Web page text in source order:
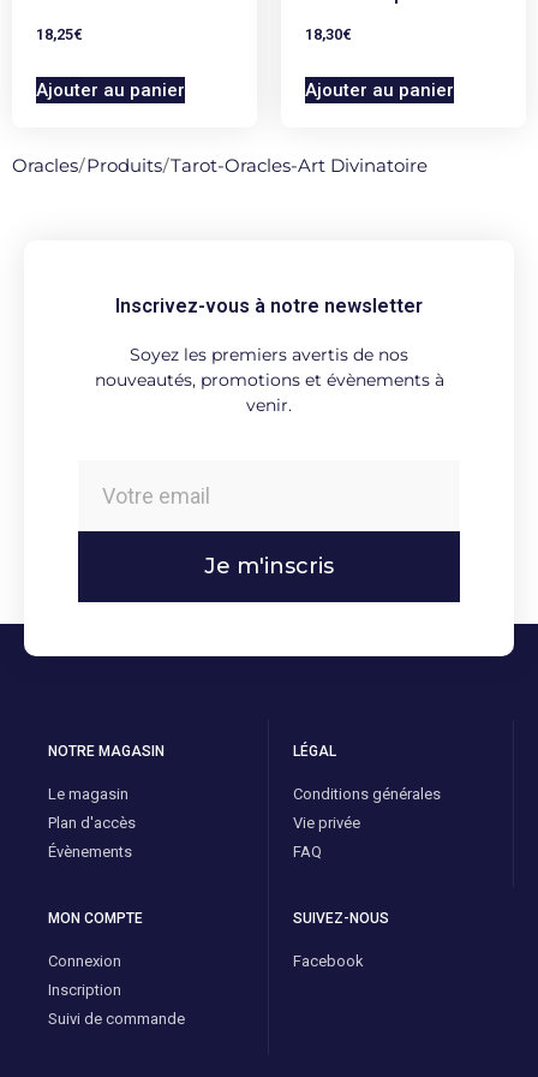
18,25€
Ajouter au panier
18,30€
Ajouter au panier
Oracles/Produits/Tarot-Oracles-Art Divinatoire
Inscrivez-vous à notre newsletter
Soyez les premiers avertis de nos
nouveautés, promotions et évènements à
venir.
Je m'inscris
NOTRE MAGASIN
Le magasin
Plan d'accès
Évènements
LÉGAL
Conditions générales
Vie privée
FAQ
MON COMPTE
Connexion
Inscription
Suivi de commande
SUIVEZ-NOUS
Facebook